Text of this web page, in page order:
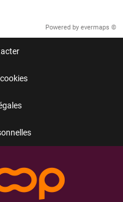
Powered by evermaps ©